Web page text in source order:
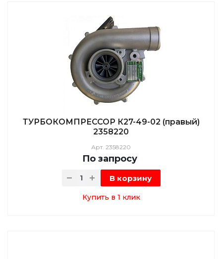
ТУРБОКОМПРЕССОР К27-49-02 (правый)
2358220
Арт. 2358220
По запросу
В корзину
Купить в 1 клик